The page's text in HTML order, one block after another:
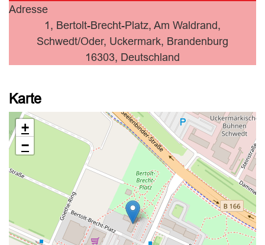
Adresse
1, Bertolt-Brecht-Platz, Am Waldrand,
Schwedt/Oder, Uckermark, Brandenburg
16303, Deutschland
Karte
+
−